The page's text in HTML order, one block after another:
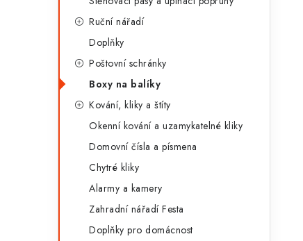
i
Ruční nářadí
Doplňky
Poštovní schránky
Boxy na balíky
Kování, kliky a štíty
Okenní kování a uzamykatelné kliky
Domovní čísla a písmena
Chytré kliky
Alarmy a kamery
Zahradní nářadí Festa
Doplňky pro domácnost